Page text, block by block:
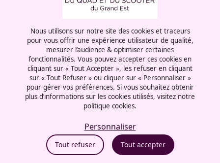
Rue de la Grange aux bois
France
Mentions légales
Politique cookies
Éthique et conformité
Nous utilisons sur notre site des cookies et traceurs
pour vous offrir une expérience utilisateur de qualité,
mesurer l’audience & optimiser certaines
fonctionnalités. Vous pouvez accepter ces cookies en
cliquant sur « Tout Accepter », les refuser en cliquant
sur « Tout Refuser » ou cliquer sur « Personnaliser »
pour gérer vos préférences. Si vous souhaitez obtenir
plus d’informations sur les cookies utilisés, visitez notre
politique cookies.
Tout accepter
Tout refuser
Personnaliser